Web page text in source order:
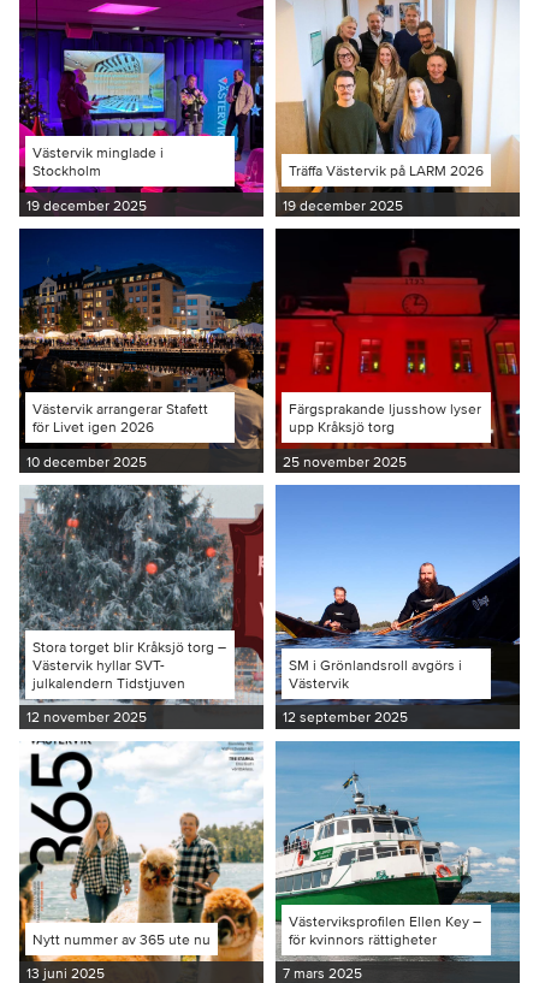
Västervik minglade i
Stockholm
19 december 2025
Träffa Västervik på LARM 2026
19 december 2025
Västervik arrangerar Stafett
för Livet igen 2026
10 december 2025
Färgsprakande ljusshow lyser
upp Kråksjö torg
25 november 2025
Stora torget blir Kråksjö torg –
Västervik hyllar SVT-
julkalendern Tidstjuven
12 november 2025
SM i Grönlandsroll avgörs i
Västervik
12 september 2025
Nytt nummer av 365 ute nu
13 juni 2025
Västerviksprofilen Ellen Key –
för kvinnors rättigheter
7 mars 2025